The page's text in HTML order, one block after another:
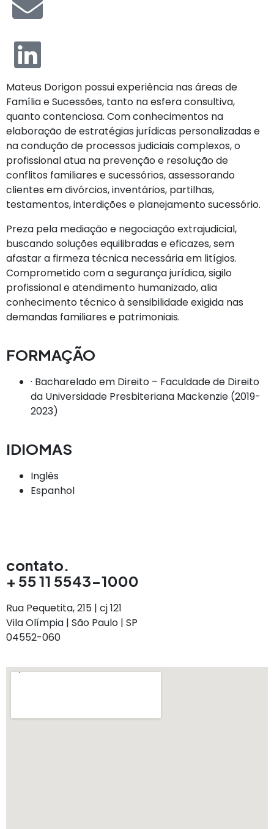
Mateus Dorigon possui experiência nas áreas de
Família e Sucessões, tanto na esfera consultiva,
quanto contenciosa. Com conhecimentos na
elaboração de estratégias jurídicas personalizadas e
na condução de processos judiciais complexos, o
profissional atua na prevenção e resolução de
conflitos familiares e sucessórios, assessorando
clientes em divórcios, inventários, partilhas,
testamentos, interdições e planejamento sucessório.
Preza pela mediação e negociação extrajudicial,
buscando soluções equilibradas e eficazes, sem
afastar a firmeza técnica necessária em litígios.
Comprometido com a segurança jurídica, sigilo
profissional e atendimento humanizado, alia
conhecimento técnico à sensibilidade exigida nas
demandas familiares e patrimoniais.
FORMAÇÃO
· Bacharelado em Direito – Faculdade de Direito
da Universidade Presbiteriana Mackenzie (2019-
2023)
IDIOMAS
Inglês
Espanhol
contato.
+ 55 11 5543-1000
Rua Pequetita, 215 | cj 121
Vila Olímpia | São Paulo | SP
04552-060